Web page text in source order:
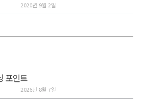
2020년 9월 2일
포인트
2026년 8월 7일